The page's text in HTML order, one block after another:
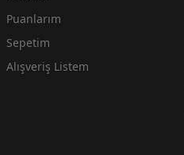
Puanlarım
Sepetim
Alışveriş Listem